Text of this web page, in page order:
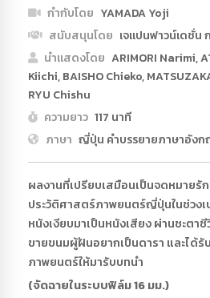
กำกับโดย YAMADA Yoji
สนับสนุนโดย เจแปนฟาวน์เดชั่น
นำแสดงโดย ARIMORI Narimi,
Kiichi, BAISHO Chieko,
RYU Chishu
ความยาว 117 นาที
ภาษา ญี่ปุ่น คำบรรยายภาษาอังก
ผลงานที่เปรียบเสมือนเป็นจดหมายรัก
ประวัติศาสตร์ภาพยนตร์ญี่ปุ่นในช่วงเ
หนังเงียบมาเป็นหนังเสียง ผ่านชะตา
ขายขนมผู้ฝันอยากเป็นดารา และได้
ภาพยนตร์ให้มารับบทนำ
(จัดฉายในระบบฟิล์ม 16 มม.)